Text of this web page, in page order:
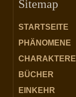
Sitemap
STARTSEITE
PHÄNOMENE
CHARAKTERE
BÜCHER
EINKEHR